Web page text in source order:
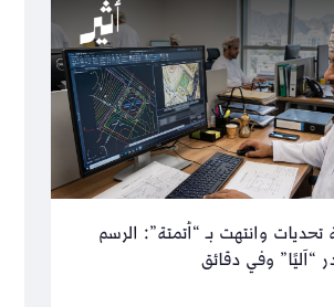
وانتهت بـ “أتمتة”: الرسم
“آليًا” وفي دقائق